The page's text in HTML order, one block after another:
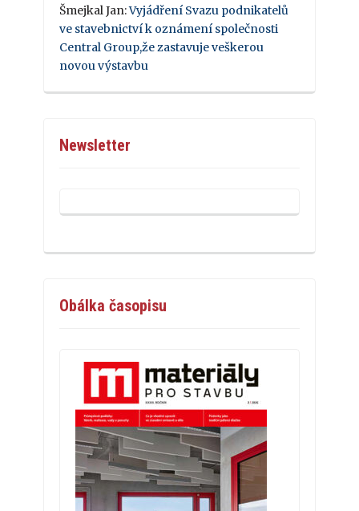
Šmejkal Jan:Vyjádření Svazu podnikatelů
ve stavebnictví k oznámení společnosti
Central Group,že zastavuje veškerou
novou výstavbu
Newsletter
Obálka časopisu